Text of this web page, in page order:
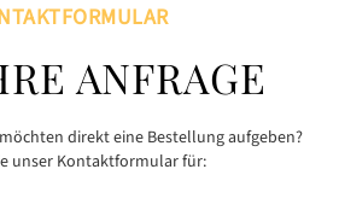
ANFRAGE
direkt eine Bestellung aufgeben?
unser Kontaktformular für: